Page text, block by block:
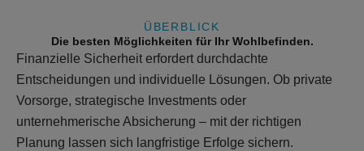
ÜBERBLICK
Die besten Möglichkeiten für Ihr Wohlbefinden.
Finanzielle Sicherheit erfordert durchdachte
Entscheidungen und individuelle Lösungen. Ob private
Vorsorge, strategische Investments oder
unternehmerische Absicherung – mit der richtigen
Planung lassen sich langfristige Erfolge sichern.